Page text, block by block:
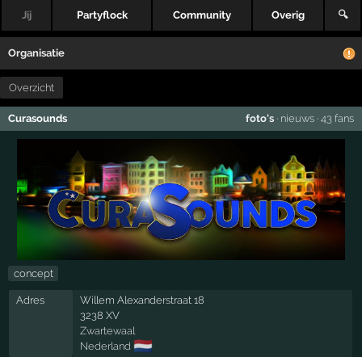
Jij Partyflock Community Overig 🔍
Organisatie
Overzicht
Curasounds foto's· nieuws· 43 fans
concept
Adres
Willem Alexanderstraat 18
3238 XV
Zwartewaal
Nederland 🇳🇱